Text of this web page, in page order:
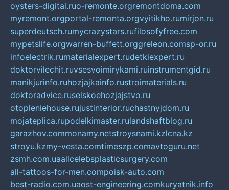
oysters-digital.ruo-remonte.orgremontdoma.com
myremont.orgportal-remonta.orgvyitikho.rumirjon.ru
superdeutsch.rumycrazystars.rufilosofyfree.com
mypetslife.orgwarren-buffett.orggreleon.comsp-or.ru
infoelectrik.rumaterialexpert.rudetkiexpert.ru
doktorvilechit.ruvsesvoimirykami.ruinstrumentgid.ru
manikjurinfo.ruhozjajkainfo.rustroimaterials.ru
doktoradvice.ruselskoehozjajstvo.ru
otopleniehouse.rujustinterior.ruchastnyjdom.ru
mojateplica.rupodelkimaster.rulandshaftblog.ru
garazhov.commonamy.netstroysnami.kzlcna.kz
stroyu.kzmy-vesta.comtimeszp.comavtoguru.net
zsmh.com.uaallcelebsplasticsurgery.com
all-tattoos-for-men.compoisk-auto.com
best-radio.com.uaost-engineering.comkuryatnik.info